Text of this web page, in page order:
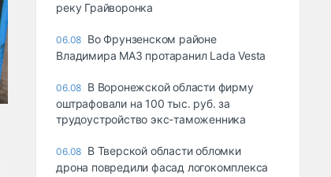
реку Грайворонка
06.08 Во Фрунзенском районе
Владимира МАЗ протаранил Lada Vesta
06.08 В Воронежской области фирму
оштрафовали на 100 тыс. руб. за
трудоустройство экс-таможенника
06.08 В Тверской области обломки
дрона повредили фасад логокомплекса